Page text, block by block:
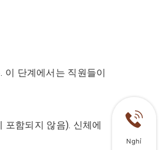
이 단계에서는 직원들이
함되지 않음). 신체에
Nghỉ